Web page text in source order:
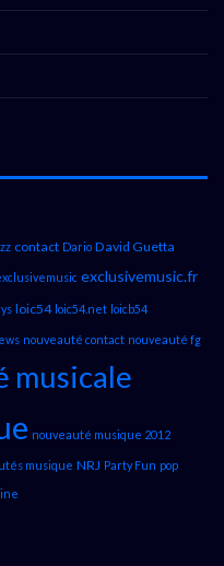
contact Dario David Guetta
exclusivemusic.fr
loic54 loic54.net loicb54
nouveauté contact nouveauté fg
musicale
nouveauté musique 2012
musique NRJ Party Fun pop